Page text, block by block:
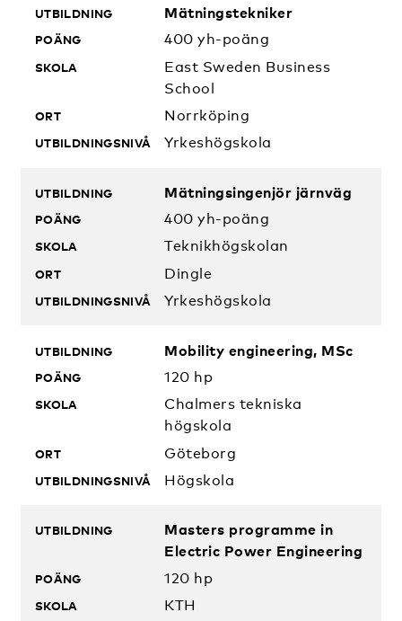
Mätningstekniker
400 yh-poäng
East Sweden Business
School
Norrköping
Yrkeshögskola
Mätningsingenjör järnväg
400 yh-poäng
Teknikhögskolan
Dingle
Yrkeshögskola
Mobility engineering, MSc
120 hp
Chalmers tekniska
högskola
Göteborg
Högskola
Masters programme in
Electric Power Engineering
120 hp
KTH